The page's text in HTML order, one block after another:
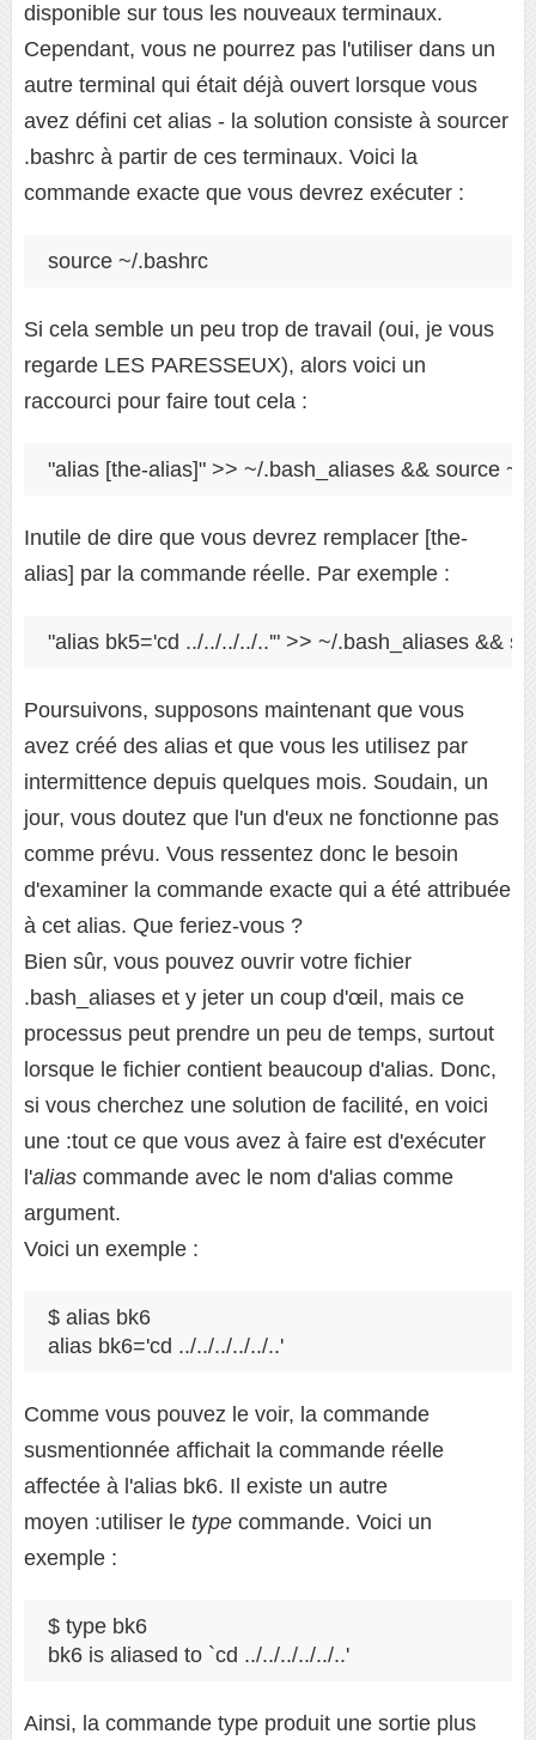
disponible sur tous les nouveaux terminaux.
Cependant, vous ne pourrez pas l'utiliser dans un
autre terminal qui était déjà ouvert lorsque vous
avez défini cet alias - la solution consiste à sourcer
.bashrc à partir de ces terminaux. Voici la
commande exacte que vous devrez exécuter :
source ~/.bashrc
Si cela semble un peu trop de travail (oui, je vous
regarde LES PARESSEUX), alors voici un
raccourci pour faire tout cela :
"alias [the-alias]" >> ~/.bash_aliases && source ~/
Inutile de dire que vous devrez remplacer [the-
alias] par la commande réelle. Par exemple :
"alias bk5='cd ../../../../..'" >> ~/.bash_aliases &&
Poursuivons, supposons maintenant que vous
avez créé des alias et que vous les utilisez par
intermittence depuis quelques mois. Soudain, un
jour, vous doutez que l'un d'eux ne fonctionne pas
comme prévu. Vous ressentez donc le besoin
d'examiner la commande exacte qui a été attribuée
à cet alias. Que feriez-vous ?
Bien sûr, vous pouvez ouvrir votre fichier
.bash_aliases et y jeter un coup d'œil, mais ce
processus peut prendre un peu de temps, surtout
lorsque le fichier contient beaucoup d'alias. Donc,
si vous cherchez une solution de facilité, en voici
une :tout ce que vous avez à faire est d'exécuter
l'alias commande avec le nom d'alias comme
argument.
Voici un exemple :
$ alias bk6
alias bk6='cd ../../../../../..'
Comme vous pouvez le voir, la commande
susmentionnée affichait la commande réelle
affectée à l'alias bk6. Il existe un autre
moyen :utiliser le type commande. Voici un
exemple :
$ type bk6
bk6 is aliased to `cd ../../../../../..'
Ainsi, la commande type produit une sortie plus